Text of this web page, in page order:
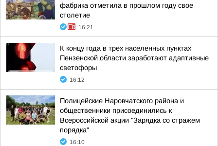
фабрика отметила в прошлом году свое
столетие
16:21
К концу года в трех населенных пунктах
Пензенской области заработают адаптивные
светофоры
16:12
Полицейские Наровчатского района и
общественники присоединились к
Всероссийской акции "Зарядка со стражем
порядка"
16:10